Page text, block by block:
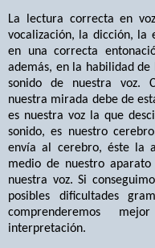
La lectura correcta en
vocalización, la dicción, la
en una correcta
además, en la habilidad
sonido de nuestra voz.
nuestra mirada debe de
es nuestra voz la que
sonido, es nuestro
envía al cerebro, éste la
medio de nuestro
nuestra voz. Si
posibles dificultades
comprenderemos
interpretación.